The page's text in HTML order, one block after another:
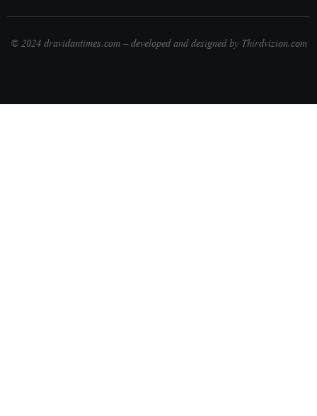
© 2024 dravidantimes.com – developed and designed by Thirdvizion.com